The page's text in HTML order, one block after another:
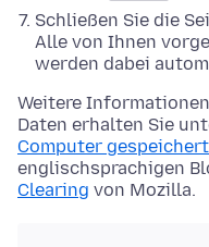
Schließen Sie die
Alle von Ihnen
werden dabei
Weitere
Daten erhalten Sie
Computer
englischsprachigen
Clearing von Mozilla.